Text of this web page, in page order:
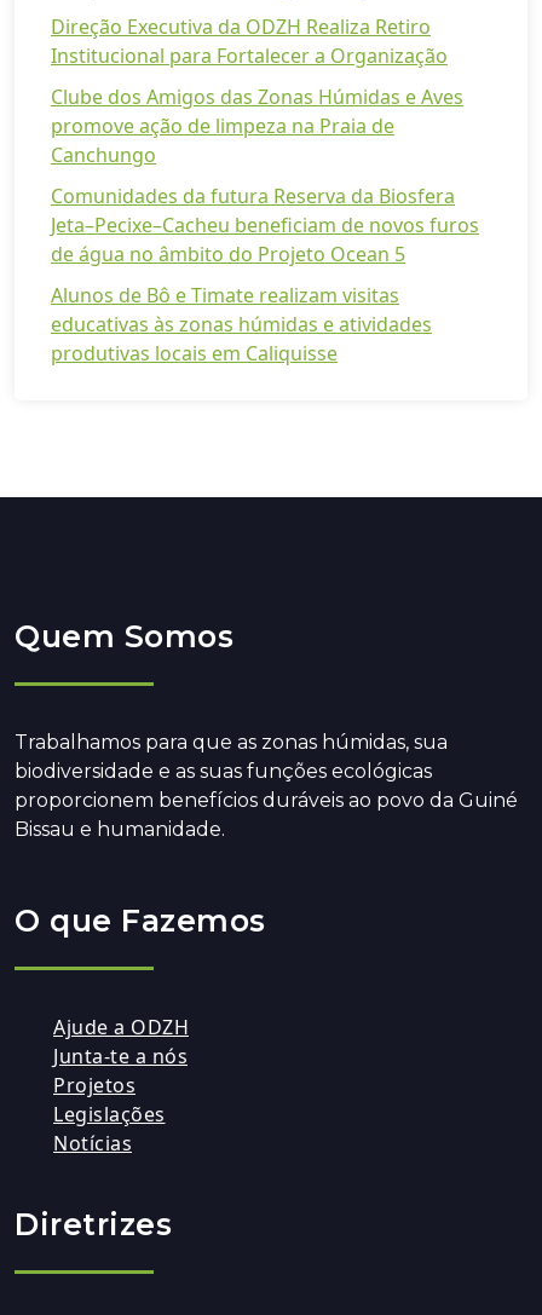
Direção Executiva da ODZH Realiza Retiro
Institucional para Fortalecer a Organização
Clube dos Amigos das Zonas Húmidas e Aves
promove ação de limpeza na Praia de
Canchungo
Comunidades da futura Reserva da Biosfera
Jeta–Pecixe–Cacheu beneficiam de novos furos
de água no âmbito do Projeto Ocean 5
Alunos de Bô e Timate realizam visitas
educativas às zonas húmidas e atividades
produtivas locais em Caliquisse
Quem Somos
Trabalhamos para que as zonas húmidas, sua
biodiversidade e as suas funções ecológicas
proporcionem benefícios duráveis ao povo da Guiné
Bissau e humanidade.
O que Fazemos
Ajude a ODZH
Junta-te a nós
Projetos
Legislações
Notícias
Diretrizes